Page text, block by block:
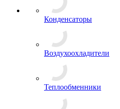
Конденсаторы
Воздухоохладители
Теплообменники